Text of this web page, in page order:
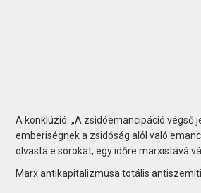
A konklúzió: „A zsidóemancipáció végső
emberiségnek a zsidóság alól való
olvasta e sorokat, egy időre marxistává
Marx antikapitalizmusa totális